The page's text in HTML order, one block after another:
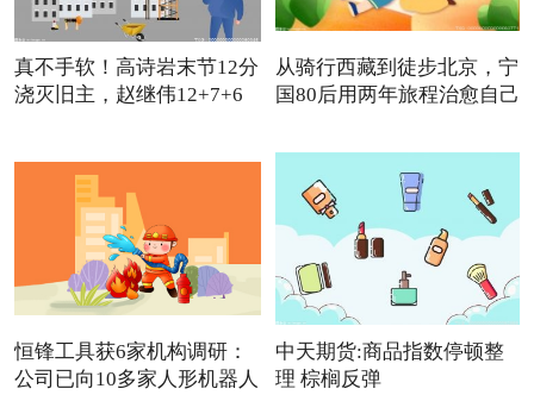
真不手软！高诗岩末节12分
浇灭旧主，赵继伟12+7+6
从骑行西藏到徒步北京，宁
国80后用两年旅程治愈自己
恒锋工具获6家机构调研：
公司已向10多家人形机器人
中天期货:商品指数停顿整
理 棕榈反弹